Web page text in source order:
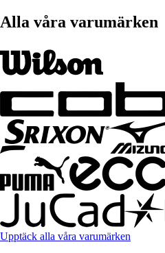
Alla våra varumärken
Upptäck alla våra varumärken